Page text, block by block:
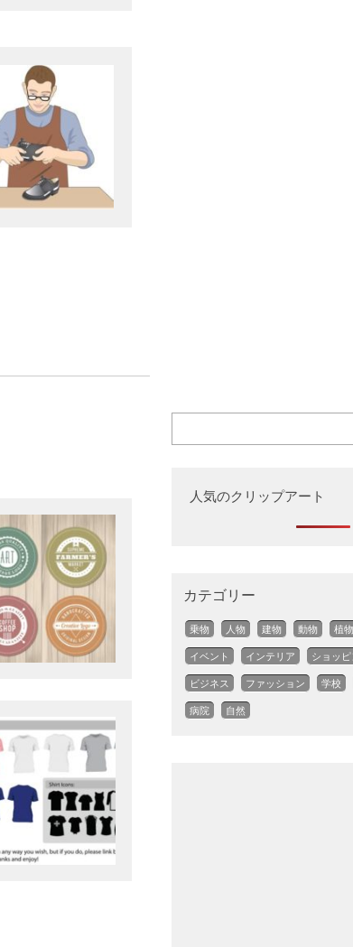
人気のクリップアート
カテゴリー
乗物 人物 建物 動物 植物
イベント インテリア ショッ
ビジネス ファッション 学校
病院 自然